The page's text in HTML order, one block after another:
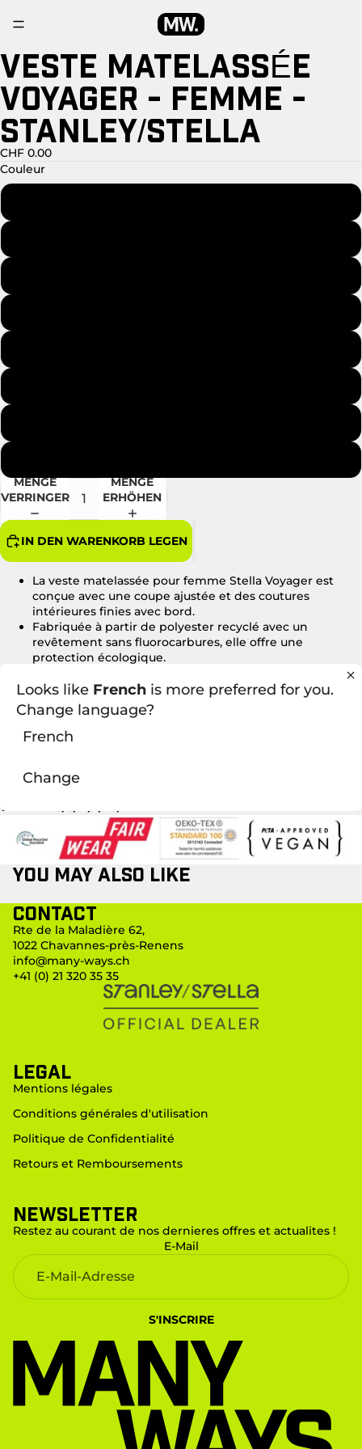
BILD
IM
VOLLBILDMODUS
ÖFFNEN
BILD
IM
VOLLBILDMODUS
ÖFFNEN
BILD
IM
VOLLBILDMODUS
ÖFFNEN
VESTE MATELASSÉE
VOYAGER - FEMME -
STANLEY/STELLA
CHF 0.00
Couleur
MENGE
VERRINGERN
MENGE
ERHÖHEN
IN DEN WARENKORB LEGEN
La veste matelassée pour femme Stella Voyager est
conçue avec une coupe ajustée et des coutures
intérieures finies avec bord.
Fabriquée à partir de polyester recyclé avec un
revêtement sans fluorocarbures, elle offre une
protection écologique.
Col haut avec une capuche amovible et des boutons-
pression invisibles.
La veste est entièrement matelassée.
Comporte des poches passepoilées à fermeture extra
ajustement optimal.
Tailles : XS/S/M/L/XL/XXL
You may also like
Contact
Rte de la Maladière 62,
1022 Chavannes-près-Renens
info@many-ways.ch
+41 (0) 21 320 35 35
LEGAL
Mentions légales
Conditions générales d'utilisation
Politique de Confidentialité
Retours et Remboursements
Newsletter
Restez au courant de nos dernieres offres et actualites !
E-Mail
S'INSCRIRE
Looks like French is more preferred for you.
Change language?
French
Change